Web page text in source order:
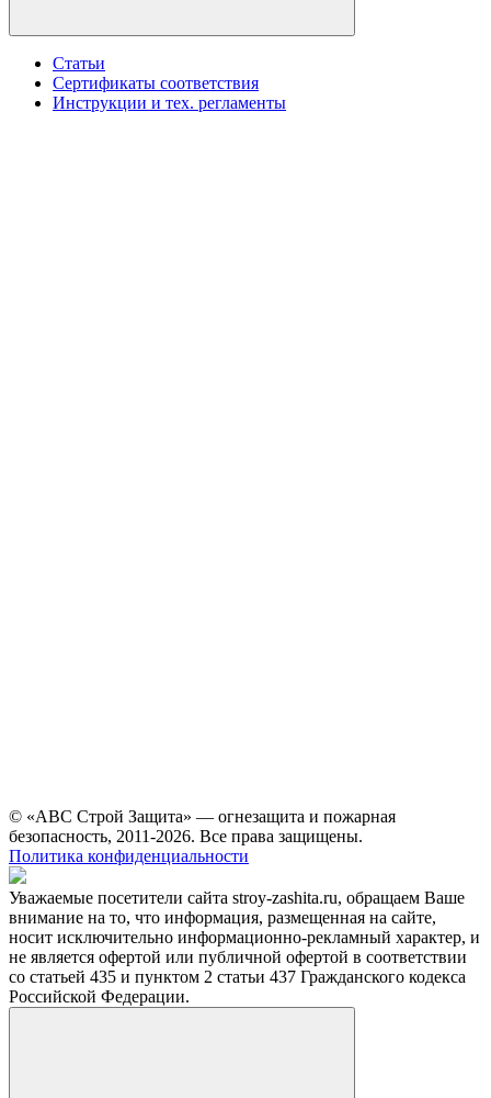
Статьи
Сертификаты соответствия
Инструкции и тех. регламенты
© «АВС Строй Защита» — огнезащита и пожарная
безопасность, 2011-2026. Все права защищены.
Политика конфиденциальности
Уважаемые посетители сайта stroy-zashita.ru, обращаем Ваше
внимание на то, что информация, размещенная на сайте,
носит исключительно информационно-рекламный характер, и
не является офертой или публичной офертой в соответствии
со статьей 435 и пунктом 2 статьи 437 Гражданского кодекса
Российской Федерации.